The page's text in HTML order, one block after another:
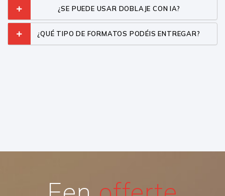
¿SE PUEDE USAR DOBLAJE CON IA?
¿QUÉ TIPO DE FORMATOS PODÉIS ENTREGAR?